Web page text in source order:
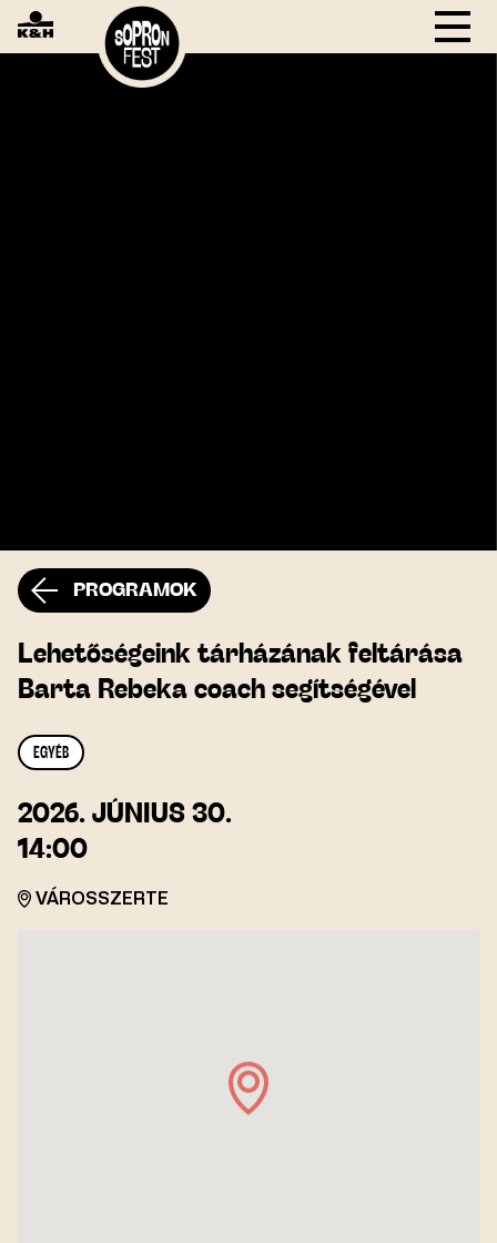
PROGRAMOK
Lehetőségeink tárházának feltárása
Barta Rebeka coach segítségével
EGYÉB
2026. JÚNIUS 30.
14:00
VÁROSSZERTE